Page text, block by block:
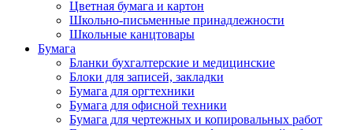
Цветная бумага и картон
Школьно-письменные принадлежности
Школьные канцтовары
Бумага
Бланки бухгалтерские и медицинские
Блоки для записей, закладки
Бумага для оргтехники
Бумага для офисной техники
Бумага для чертежных и копировальных работ